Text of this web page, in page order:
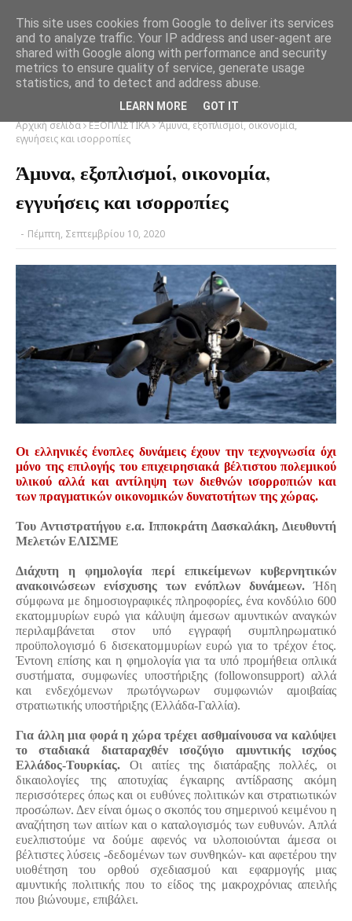
Αρχική σελίδα ΕΞΟΠΛΙΣΤΙΚΑ Άμυνα, εξοπλισμοί, οικονομία,
εγγυήσεις και ισορροπίες
Άμυνα, εξοπλισμοί, οικονομία,
εγγυήσεις και ισορροπίες
- Πέμπτη, Σεπτεμβρίου 10, 2020
Οι ελληνικές ένοπλες δυνάμεις έχουν την τεχνογνωσία όχι
μόνο της επιλογής του επιχειρησιακά βέλτιστου πολεμικού
υλικού αλλά και αντίληψη των διεθνών ισορροπιών και
των πραγματικών οικονομικών δυνατοτήτων της χώρας.
Του Αντιστρατήγου ε.α. Ιπποκράτη Δασκαλάκη, Διευθυντή
Μελετών ΕΛΙΣΜΕ
Διάχυτη η φημολογία περί επικείμενων κυβερνητικών
ανακοινώσεων ενίσχυσης των ενόπλων δυνάμεων. Ήδη
σύμφωνα με δημοσιογραφικές πληροφορίες, ένα κονδύλιο 600
εκατομμυρίων ευρώ για κάλυψη άμεσων αμυντικών αναγκών
περιλαμβάνεται στον υπό εγγραφή συμπληρωματικό
προϋπολογισμό 6 δισεκατομμυρίων ευρώ για το τρέχον έτος.
Έντονη επίσης και η φημολογία για τα υπό προμήθεια οπλικά
συστήματα, συμφωνίες υποστήριξης (followonsupport) αλλά
και ενδεχόμενων πρωτόγνωρων συμφωνιών αμοιβαίας
στρατιωτικής υποστήριξης (Ελλάδα-Γαλλία).
Για άλλη μια φορά η χώρα τρέχει ασθμαίνουσα να καλύψει
το σταδιακά διαταραχθέν ισοζύγιο αμυντικής ισχύος
Ελλάδος-Τουρκίας. Οι αιτίες της διατάραξης πολλές, οι
δικαιολογίες της αποτυχίας έγκαιρης αντίδρασης ακόμη
περισσότερες όπως και οι ευθύνες πολιτικών και στρατιωτικών
προσώπων. Δεν είναι όμως ο σκοπός του σημερινού κειμένου η
αναζήτηση των αιτίων και ο καταλογισμός των ευθυνών. Απλά
ευελπιστούμε να δούμε αφενός να υλοποιούνται άμεσα οι
βέλτιστες λύσεις -δεδομένων των συνθηκών- και αφετέρου την
υιοθέτηση του ορθού σχεδιασμού και εφαρμογής μιας
αμυντικής πολιτικής που το είδος της μακροχρόνιας απειλής
που βιώνουμε, επιβάλει.
This site uses cookies from Google to deliver its services
and to analyze traffic. Your IP address and user-agent are
shared with Google along with performance and security
metrics to ensure quality of service, generate usage
statistics, and to detect and address abuse.
LEARN MORE GOT IT